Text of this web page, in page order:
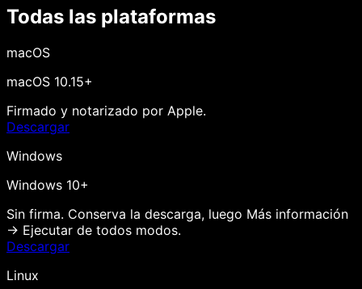
Todas las plataformas
macOS
macOS 10.15+
Firmado y notarizado por Apple.
Descargar
Windows
Windows 10+
Sin firma. Conserva la descarga, luego Más información
→ Ejecutar de todos modos.
Descargar
Linux